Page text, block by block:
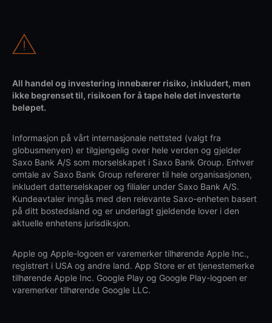
All handel og investering innebærer risiko, inkludert, men
ikke begrenset til, risikoen for å tape hele det investerte
beløpet.
Informasjon på vårt internasjonale nettsted (valgt fra
globusmenyen) er tilgjengelig over hele verden og gjelder
Saxo Bank A/S som morselskapet i Saxo Bank Group. Enhver
omtale av Saxo Bank Group refererer til hele organisasjonen,
inkludert datterselskaper og filialer under Saxo Bank A/S.
Kundeavtaler inngås med den relevante Saxo-enheten basert
på ditt bostedsland og er underlagt gjeldende lover i den
aktuelle enhetens jurisdiksjon.
Apple og Apple-logoen er varemerker tilhørende Apple Inc.,
registrert i USA og andre land. App Store er et tjenestemerke
tilhørende Apple Inc. Google Play og Google Play-logoen er
varemerker tilhørende Google LLC.